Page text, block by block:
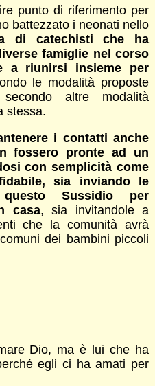
punto di riferimento per
battezzato i neonati nello
di catechisti che ha
famiglie nel corso
a riunirsi insieme per
le modalità proposte
altre modalità
stessa.
i contatti anche
fossero pronte ad un
con semplicità come
sia inviando le
Sussidio per
casa, sia invitandole a
che la comunità avrà
dei bambini piccoli
Dio, ma è lui che ha
egli ci ha amati per